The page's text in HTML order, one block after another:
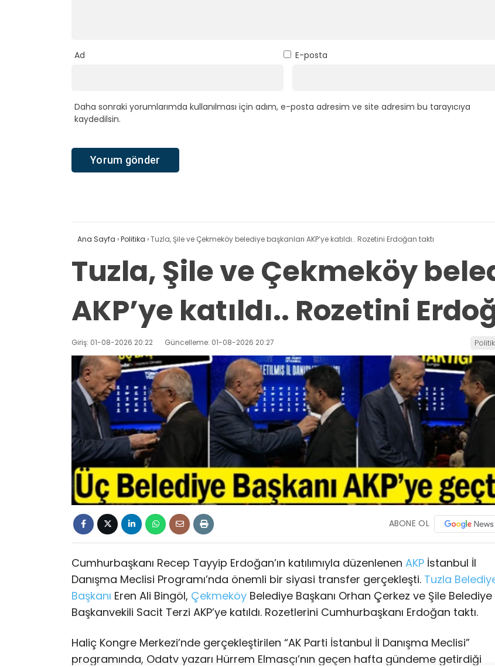
Ad E-posta
Daha sonraki yorumlarımda kullanılması için adım, e-posta adresim ve site adresim bu tarayıcıya
kaydedilsin.
Ana Sayfa ›Politika ›Tuzla, Şile ve Çekmeköy belediye başkanları AKP’ye katıldı.. Rozetini Erdoğan taktı
Tuzla, Şile ve Çekmeköy
AKP’ye katıldı.. Rozetini
Giriş: 01-08-2026 20:22 Güncelleme: 01-08-2026 20:27
ABONE OL
Cumhurbaşkanı Recep Tayyip Erdoğan’ın katılımıyla düzenlenen AKP İstanbul İl
Danışma Meclisi Programı’nda önemli bir siyasi transfer gerçekleşti. Tuzla
Başkanı Eren Ali Bingöl, Çekmeköy Belediye Başkanı Orhan Çerkez ve Şile Belediye
Başkanvekili Sacit Terzi AKP’ye katıldı. Rozetlerini Cumhurbaşkanı Erdoğan taktı.
Haliç Kongre Merkezi’nde gerçekleştirilen “AK Parti İstanbul İl Danışma Meclisi”
programında, Odatv yazarı Hürrem Elmasçı’nın geçen hafta gündeme getirdiği